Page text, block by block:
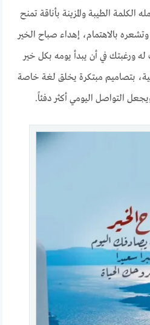
الكلمة الطيبة والمزينة بأناقة تمنح
بالاهتمام، إهداء صباح الخير
ورغبتك في أن يبدأ يومه بكل خير
بتصاميم مبتكرة يخلق لغة خاصة
التواصل اليومي أكثر دفئاً.